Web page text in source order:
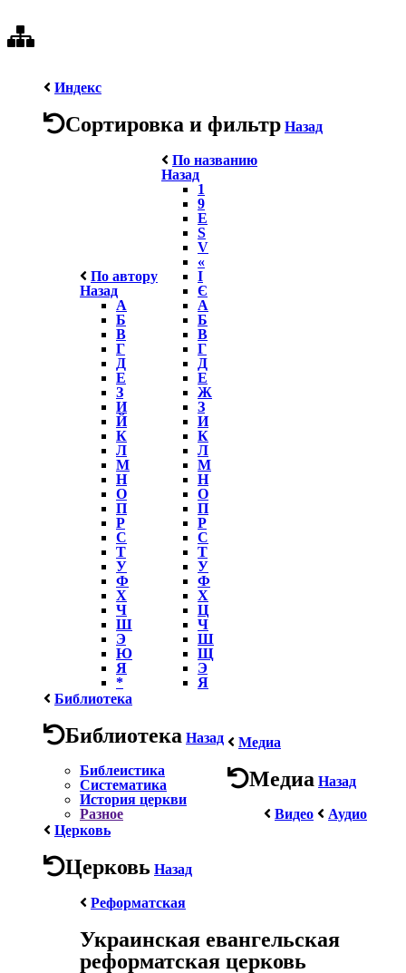
Индекс
Сортировка и фильтр Назад
По автору
Назад
А
Б
В
Г
Д
Е
З
И
Й
К
Л
М
Н
О
П
Р
С
Т
У
Ф
Х
Ч
Ш
Э
Ю
Я
*
По названию
Назад
1
9
E
S
V
«
І
Є
А
Б
В
Г
Д
Е
Ж
З
И
К
Л
М
Н
О
П
Р
С
Т
У
Ф
Х
Ц
Ч
Ш
Щ
Э
Я
Библиотека
Библиотека Назад
Библеистика
Систематика
История церкви
Разное
Медиа
Медиа Назад
Видео
Аудио
Церковь
Церковь Назад
Реформатская
Украинская евангельская
реформатская церковь